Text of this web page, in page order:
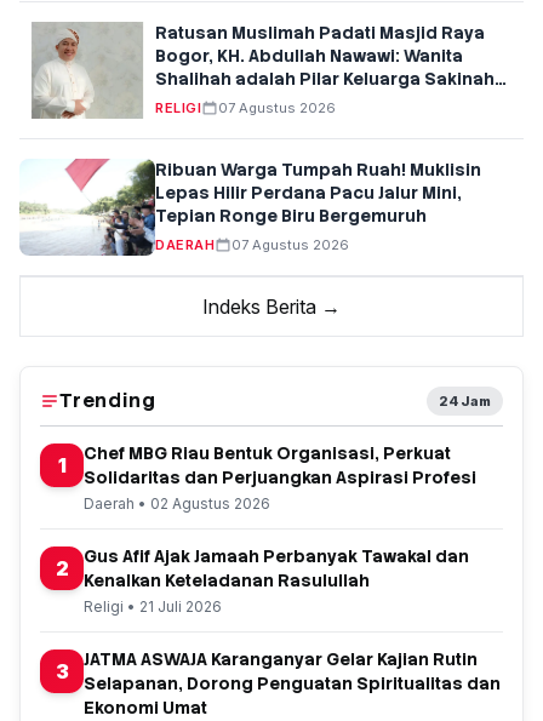
Ratusan Muslimah Padati Masjid Raya
Bogor, KH. Abdullah Nawawi: Wanita
Shalihah adalah Pilar Keluarga Sakinah
dan Penentu Generasi Qur'ani
RELIGI 07 Agustus 2026
Ribuan Warga Tumpah Ruah! Muklisin
Lepas Hilir Perdana Pacu Jalur Mini,
Tepian Ronge Biru Bergemuruh
DAERAH 07 Agustus 2026
Indeks Berita →
Trending 24 Jam
1
Chef MBG Riau Bentuk Organisasi, Perkuat
Solidaritas dan Perjuangkan Aspirasi Profesi
Daerah • 02 Agustus 2026
2
Gus Afif Ajak Jamaah Perbanyak Tawakal dan
Kenalkan Keteladanan Rasulullah
Religi • 21 Juli 2026
3
JATMA ASWAJA Karanganyar Gelar Kajian Rutin
Selapanan, Dorong Penguatan Spiritualitas dan
Ekonomi Umat